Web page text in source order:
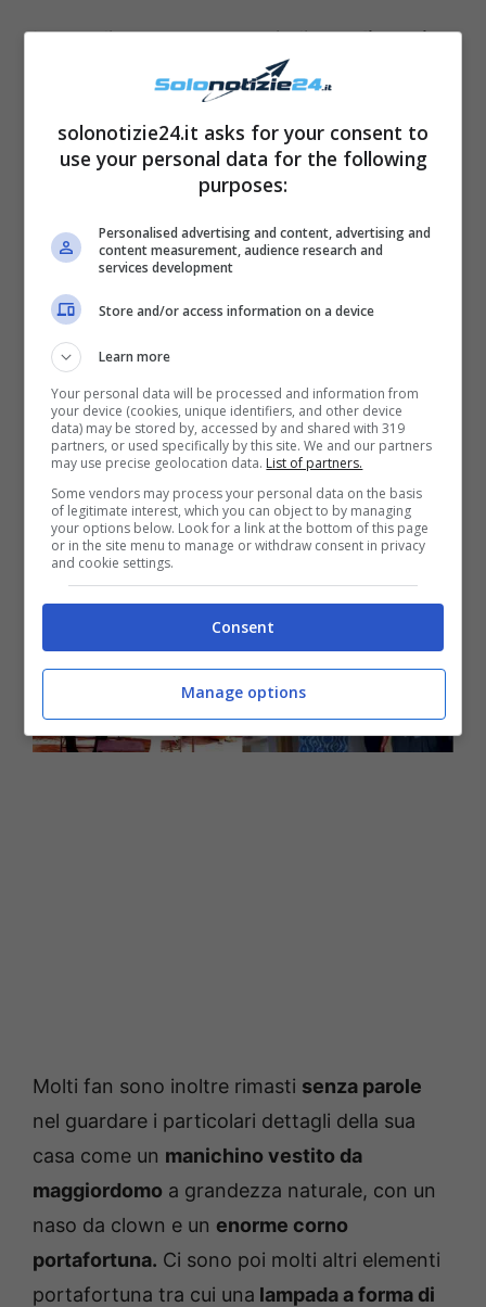
La sua dimora presenta quindigrandi spazi
doppio salonee un
molto accogliente. Non può
inoltre mancare un poster diMarilyn Monroe
i vasi di
Venini
e molte fotografie – ricordo.
inoltre la suagrande terrazza panoramica
cui è possibile vedere l’
della Capitale, i Fori Imperiali e i tetti della
città. Lavista mozzafiato
più amato (e anche caratteristico) della sua
abitazione.
Molti fan sono inoltre rimasti senza parole
nel guardare i particolari dettagli della sua
casa come un manichino vestito da
maggiordomo a grandezza naturale, con un
naso da clown e un enorme corno
portafortuna. Ci sono poi molti altri elementi
portafortuna tra cui una lampada a forma di
solonotizie24.it asks for your consent to
use your personal data for the following
purposes:
Personalised advertising and content, advertising and
content measurement, audience research and
services development
Store and/or access information on a device
Learn more
Your personal data will be processed and information from
your device (cookies, unique identifiers, and other device
data) may be stored by, accessed by and shared with 319
partners, or used specifically by this site. We and our partners
may use precise geolocation data. List of partners.
Some vendors may process your personal data on the basis
of legitimate interest, which you can object to by managing
your options below. Look for a link at the bottom of this page
or in the site menu to manage or withdraw consent in privacy
and cookie settings.
Consent
Manage options